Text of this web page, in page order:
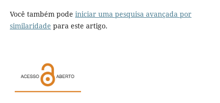
Você também pode iniciar uma pesquisa avançada por
similaridade para este artigo.